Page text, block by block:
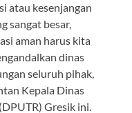
atau kesenjangan
sangat besar,
aman harus kita
dinas
seluruh pihak,
Kepala Dinas
Gresik ini.